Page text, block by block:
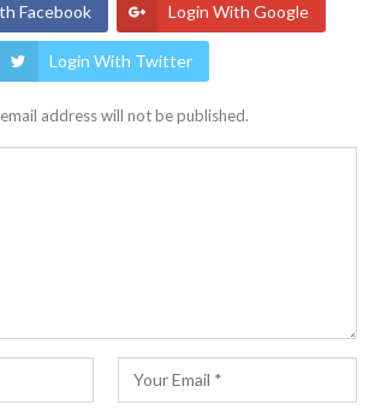
Facebook Login With Google
Login With Twitter
address will not be published.